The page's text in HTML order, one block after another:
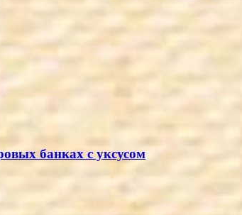
банках с уксусом